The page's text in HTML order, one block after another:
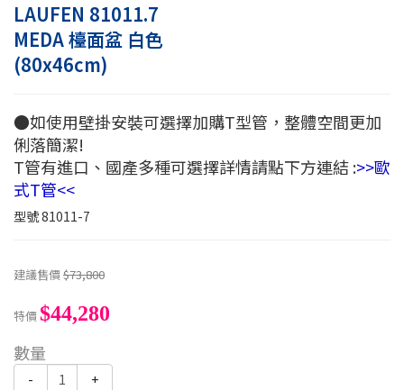
LAUFEN 81011.7
MEDA 檯面盆 白色
(80x46cm)
●如使用壁掛安裝可選擇加購T型管，整體空間更加
俐落簡潔!
T管有進口、國產多種可選擇詳情請點下方連結 :>>歐
式T管<<
型號81011-7
建議售價$73,800
特價$44,280
數量
- +